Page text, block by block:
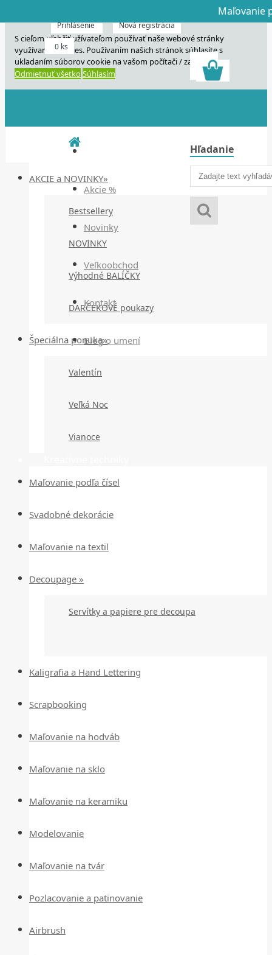
S cieľom uľahčiť užívateľom používať naše webové stránky
využívame cookies. Používaním našich stránok súhlasíte s
ukladaním súborov cookie na vašom počítači / zariadení.
Odmietnuť všetko Súhlasím
Akcie %
Novinky
Veľkoobchod
Kontakt
Blog o umení
Hľadanie
Prihlásenie Nová registrácia
0 ks
AKCIE a NOVINKY»
Bestsellery
NOVINKY
Výhodné BALÍČKY
DARČEKOVÉ poukazy
Špeciálna ponuka»
Valentín
Veľká Noc
Vianoce
Maľovanie podľa čísel
Svadobné dekorácie
Maľovanie na textil
Decoupage »
Servítky a papiere pre decoupa
Kaligrafia a Hand Lettering
Scrapbooking
Maľovanie na hodváb
Maľovanie na sklo
Maľovanie na keramiku
Modelovanie
Maľovanie na tvár
Pozlacovanie a patinovanie
Airbrush
Dnes
Dnes veľký
Maľovanie